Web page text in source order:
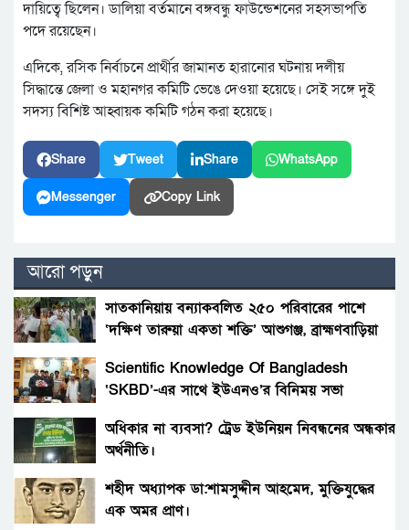
দায়িত্বে ছিলেন। ডালিয়া বর্তমানে বঙ্গবন্ধু ফাউন্ডেশনের সহসভাপতি
পদে রয়েছেন।
এদিকে, রসিক নির্বাচনে প্রার্থীর জামানত হারানোর ঘটনায় দলীয়
সিদ্ধান্তে জেলা ও মহানগর কমিটি ভেঙে দেওয়া হয়েছে। সেই সঙ্গে দুই
সদস্য বিশিষ্ট আহ্বায়ক কমিটি গঠন করা হয়েছে।
Share Tweet Share WhatsApp
Messenger Copy Link
আরো পড়ুন
সাতকানিয়ায় বন্যাকবলিত ২৫০ পরিবারের পাশে
‘দক্ষিণ তারুয়া একতা শক্তি’ আশুগঞ্জ, ব্রাহ্মণবাড়িয়া
Scientific Knowledge Of Bangladesh
‘SKBD’-এর সাথে ইউএনও’র বিনিময় সভা
অধিকার না ব্যবসা? ট্রেড ইউনিয়ন নিবন্ধনের অন্ধকার
অর্থনীতি।
শহীদ অধ্যাপক ডা:শামসুদ্দীন আহমেদ, মুক্তিযুদ্ধের
এক অমর প্রাণ।